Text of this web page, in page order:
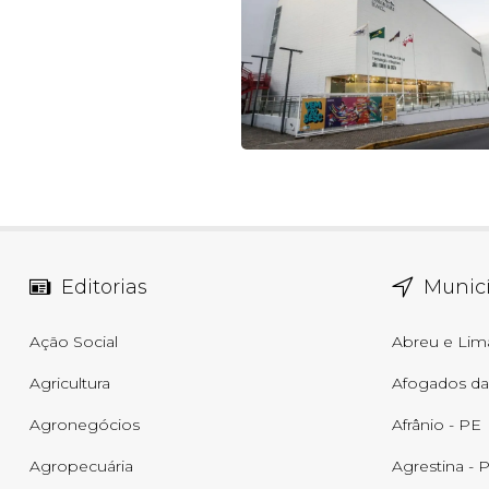
Editorias
Ação Social
Agricultura
Agronegócios
Agropecuária
Abreu e
Afogados
Afrânio - PE
Agrestina -